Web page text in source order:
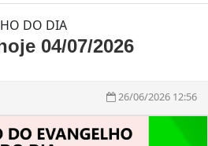
DO DIA
04/07/2026
26/06/2026 12:56